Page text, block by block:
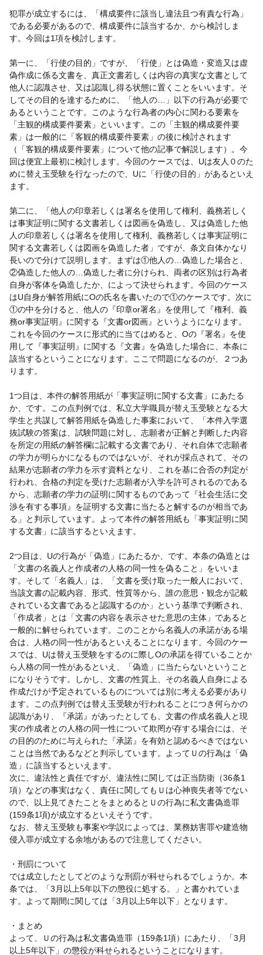
犯罪が成立するには、「構成要件に該当し違法且つ有責な行為」
である必要があるので、構成要件に該当するか、から検討しま
す。今回は1項を検討します。
第一に、「行使の目的」ですが、「行使」とは偽造・変造又は虚
偽作成に係る文書を、真正文書若しくは内容の真実な文書として
他人に認識させ、又は認識し得る状態に置くことをいいます。そ
してその目的を達するために、「他人の…」以下の行為が必要で
あるということです。このような行為者の内心に関わる要素を
「主観的構成要件要素」といいます。この「主観的構成要件要
素」は一般的に「客観的構成要件要素」の後に検討されます
（「客観的構成要件要素」について他の記事で解説します）。今
回は便宜上最初に検討します。今回のケースでは、Uは友人０のた
めに替え玉受験を行なったので、Uに「行使の目的」があるといえ
ます。
第二に、「他人の印章若しくは署名を使用して権利、義務若しく
は事実証明に関する文書若しくは図画を偽造し、又は偽造した他
人の印章若しくは署名を使用して権利、義務若しくは事実証明に
関する文書若しくは図画を偽造した者」ですが、条文自体かなり
長いので分けて説明します。まずは①他人の…偽造した場合と、
②偽造した他人の…偽造した者に分けられ、両者の区別は行為者
自身が客体を偽造したか、によって決せられます。今回のケース
はU自身が解答用紙にOの氏名を書いたので①のケースです。次に
①の中を分けると、他人の『印章or署名』を使用して『権利、義
務or事実証明』に関する『文書or図画』というようになります。
これを今回のケースに形式的に当てはめると、Oの『署名』を使
用して『事実証明』に関する『文書』を偽造した場合に、本条に
該当するということになります。ここで問題になるのが、２つあ
ります。
1つ目は、本件の解答用紙が「事実証明に関する文書」にあたる
か、です。この点判例では、私立大学職員が替え玉受験となる大
学生と共謀して解答用紙を偽造した事案において、「本件入学選
抜試験の答案は、試験問題に対し、志願者が正解と判断した内容
を所定の用紙の解答欄に記載する文書であり、それ自体で志願者
の学力が明らかになるものではないが、それが採点されて、その
結果が志願者の学力を示す資料となり、これを基に合否の判定が
行われ、合格の判定を受けた志願者が入学を許可されるのである
から、志願者の学力の証明に関するものであって『社会生活に交
渉を有する事項』を証明する文書に当たると解するのが相当であ
る」と判示しています。よって本件の解答用紙も「事実証明に関
する文書」に該当するといえます。
2つ目は、Uの行為が「偽造」にあたるか、です。本条の偽造とは
「文書の名義人と作成者の人格の同一性を偽ること」をいいま
す。そして「名義人」は、「文書を受け取った一般人において、
当該文書の記載内容、形式、性質等から、誰の意思・観念が記載
されている文書であると認識するのか」という基準で判断され、
「作成者」とは「文書の内容を表示させた意思の主体」であると
一般的に解せられています。このことから名義人の承諾がある場
合は、人格の同一性があるといえることになります。今回のケー
スでは、Uは替え玉受験をするのに際しOの承諾を得ていることか
ら人格の同一性があるといえ、「偽造」に当たらないということ
になりそうです。しかし、文書の性質上、その名義人自身による
作成だけが予定されているものについては別に考える必要があり
ます。この点判例では替え玉受験が行われることにつき何らかの
認識があり、『承諾』があったとしても、文書の作成名義人と現
実の作成者との人格の同一性について欺罔が存する場合には、そ
の目的のために与えられた『承諾』を有効と認めるべきではない
ことは当然であるなどと判示しています。よってＵの行為は「偽
造」に該当するといえます。
次に、違法性と責任ですが、違法性に関しては正当防衛（36条1
項）などの事実はなく、責任に関してもＵは心神喪失者等でない
ので、以上見てきたことをまとめるとＵの行為に私文書偽造罪
(159条1項)が成立するといえそうです。
なお、替え玉受験も事案や学説によっては、業務妨害罪や建造物
侵入罪が成立する余地があるので注意してください。
・刑罰について
では成立したとしてどのような刑罰が科せられるでしょうか。本
条では、「3月以上5年以下の懲役に処する。」と書かれていま
す。よって期間に関しては「3月以上5年以下」となります。
・まとめ
よって、Ｕの行為は私文書偽造罪（159条1項）にあたり、「3月
以上5年以下」の懲役が科せられるということになります。